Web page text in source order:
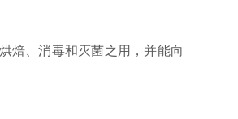
焙、消毒和灭菌之用，并能向